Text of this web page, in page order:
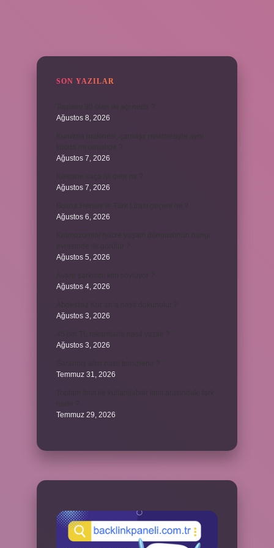
SON YAZILAR
Ağustos 8, 2026
Ağustos 7, 2026
Ağustos 7, 2026
Ağustos 6, 2026
Ağustos 5, 2026
Ağustos 4, 2026
Ağustos 3, 2026
Ağustos 3, 2026
Temmuz 31, 2026
Temmuz 29, 2026